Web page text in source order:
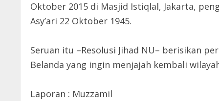
Oktober 2015 di Masjid Istiqlal, Jakarta,
Asy’ari 22 Oktober 1945.
Seruan itu –Resolusi Jihad NU– berisikan
Belanda yang ingin menjajah kembali
Laporan : Muzzamil